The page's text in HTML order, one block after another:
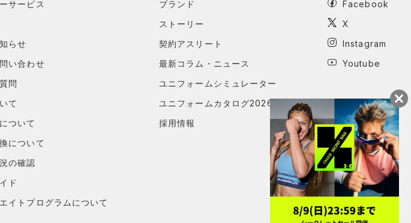
サービス
らせ
い合わせ
問
て
ついて
について
の確認
ド
イトプログラムについて
ブランド
ストーリー
契約アスリート
最新コラム・ニュース
ユニフォームシミュレーター
ユニフォームカタログ2026
採用情報
Facebook
X
Instagram
Youtube